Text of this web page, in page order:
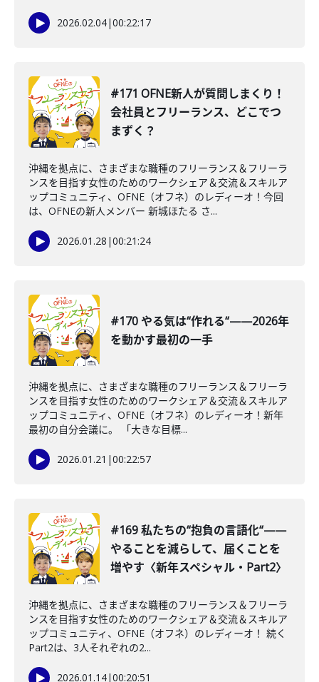
2026.02.04|00:22:17
#171 OFNE新人が質問しまくり！
会社員とフリーランス、どこでつ
まずく？
沖縄を拠点に、さまざまな職種のフリーランス＆フリーラ
ンスを目指す女性のためのワークシェア＆交流＆スキルア
ップコミュニティ、OFNE（オフネ）のレディーオ！今回
は、OFNEの新人メンバー 新城ほたる さ...
2026.01.28 |00:21:24
#170 やる気は“作れる“——2026年
を動かす最初の一手
沖縄を拠点に、さまざまな職種のフリーランス＆フリーラ
ンスを目指す女性のためのワークシェア＆交流＆スキルア
ップコミュニティ、OFNE（オフネ）のレディーオ！新年
最初の自分会議に。 「大きな目標...
2026.01.21 |00:22:57
#169 私たちの“抱負の言語化“——
やることを減らして、届くことを
増やす〈新年スペシャル・Part2〉
沖縄を拠点に、さまざまな職種のフリーランス＆フリーラ
ンスを目指す女性のためのワークシェア＆交流＆スキルア
ップコミュニティ、OFNE（オフネ）のレディーオ！ 続く
Part2は、3人それぞれの2...
2026.01.14|00:20:51